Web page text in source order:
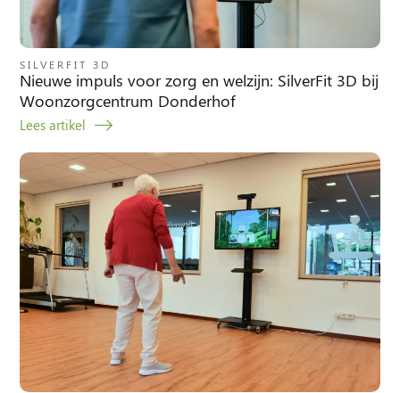
SILVERFIT 3D
Nieuwe impuls voor zorg en welzijn: SilverFit 3D bij
Woonzorgcentrum Donderhof
Lees artikel